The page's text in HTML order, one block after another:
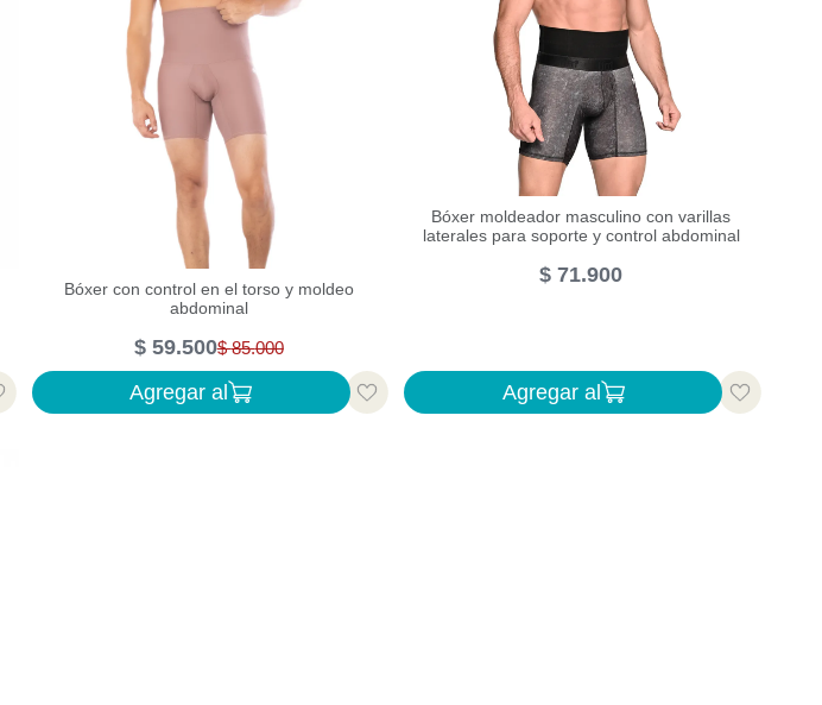
Bóxer con control en el torso y moldeo
abdominal
$ 85.000
$ 59.500
Agregar al
Bóxer moldeador masculino con varillas
laterales para soporte y control abdominal
$ 71.900
Agregar al